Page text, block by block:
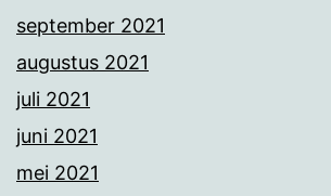
september 2021
augustus 2021
juli 2021
juni 2021
mei 2021